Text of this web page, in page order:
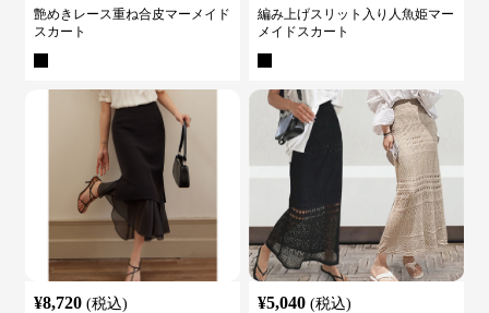
艶めきレース重ね合皮マーメイド
スカート
編み上げスリット入り人魚姫マー
メイドスカート
¥8,720 (税込) ¥5,040 (税込)